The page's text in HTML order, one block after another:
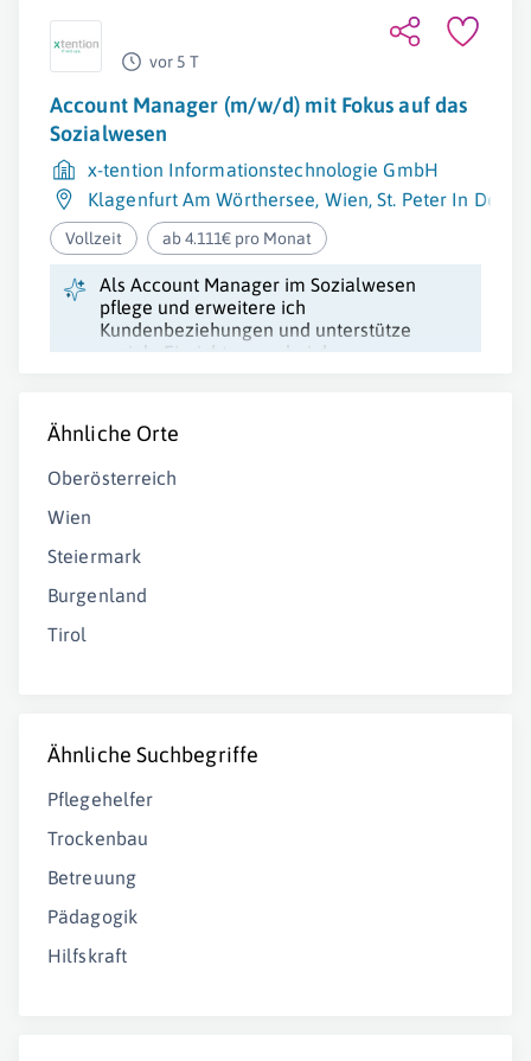
vor 5 T
Account Manager (m/w/d) mit Fokus auf das
Sozialwesen
x-tention Informationstechnologie GmbH
Klagenfurt Am Wörthersee, Wien,St. Peter In Der
Vollzeit ab 4.111€ pro Monat
Als Account Manager im Sozialwesen
pflege und erweitere ich
Kundenbeziehungen und unterstütze
soziale Einrichtungen bei der
Ähnliche Orte
Oberösterreich
Wien
Steiermark
Burgenland
Tirol
Ähnliche Suchbegriffe
Pflegehelfer
Trockenbau
Betreuung
Pädagogik
Hilfskraft